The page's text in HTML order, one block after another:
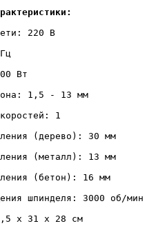
220 В
Вт
1,5 - 13 мм
1
(дерево): 30 мм
(металл): 13 мм
(бетон): 16 мм
шпинделя: 3000 об/мин
х 31 х 28 см